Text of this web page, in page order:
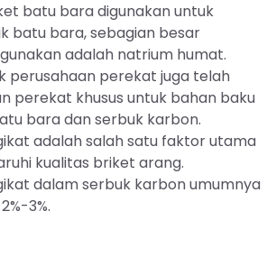
batu bara digunakan untuk
batu bara, sebagian besar
adalah natrium humat.
perusahaan perekat juga telah
perekat khusus untuk bahan baku
bara dan serbuk karbon.
adalah salah satu faktor utama
kualitas briket arang.
dalam serbuk karbon umumnya
3%.